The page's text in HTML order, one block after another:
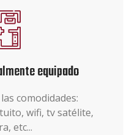
equipado
comodidades:
wifi, tv satélite,
etc...